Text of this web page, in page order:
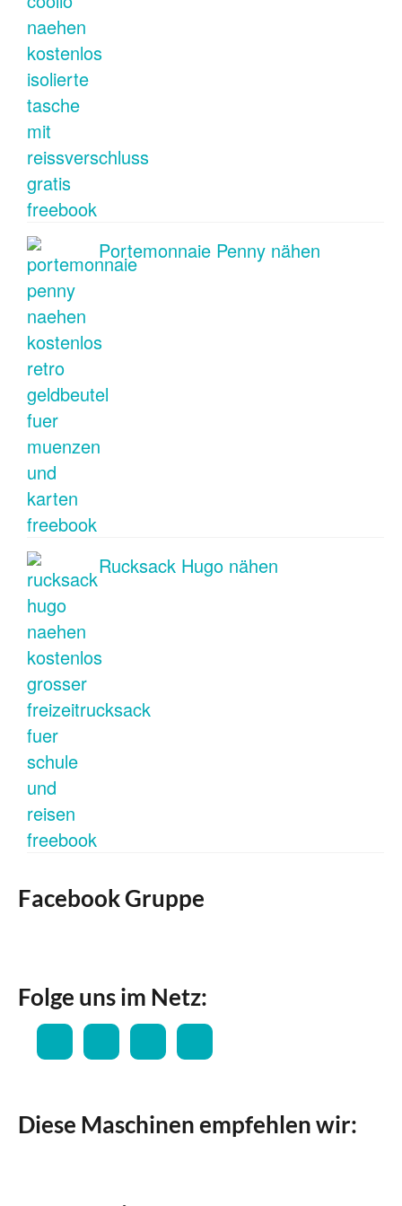
Portemonnaie Penny nähen
Rucksack Hugo nähen
Facebook Gruppe
Folge uns im Netz:
Diese Maschinen empfehlen wir: